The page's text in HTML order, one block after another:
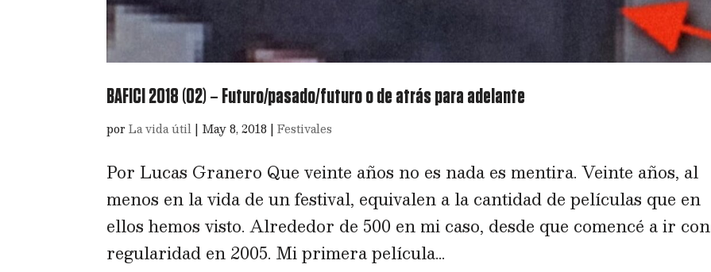
BAFICI 2018 (02) – Futuro/pasado/futuro o de atrás para adelante
porLa vida útil | May 8, 2018 |Festivales
Por Lucas Granero Que veinte años no es nada es mentira. Veinte años, al
menos en la vida de un festival, equivalen a la cantidad de películas que en
ellos hemos visto. Alrededor de 500 en mi caso, desde que comencé a ir con
regularidad en 2005. Mi primera película...